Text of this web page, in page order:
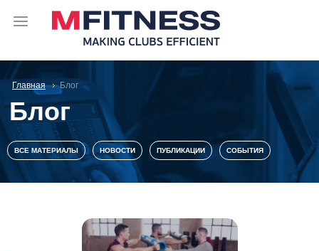
Главная Блог
Блог
ВСЕ МАТЕРИАЛЫ НОВОСТИ ПУБЛИКАЦИИ СОБЫТИЯ